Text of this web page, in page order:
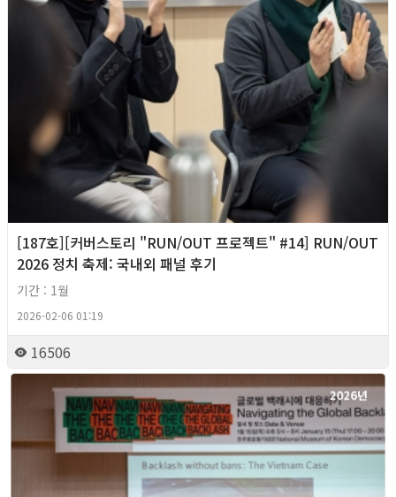
[187호][커버스토리 "RUN/OUT 프로젝트" #14] RUN/OUT
2026 정치 축제: 국내외 패널 후기
기간 : 1월
2026-02-06 01:19
16506
2026년